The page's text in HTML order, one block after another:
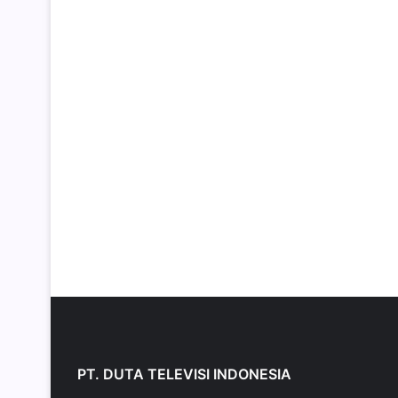
PT. DUTA TELEVISI INDONESIA